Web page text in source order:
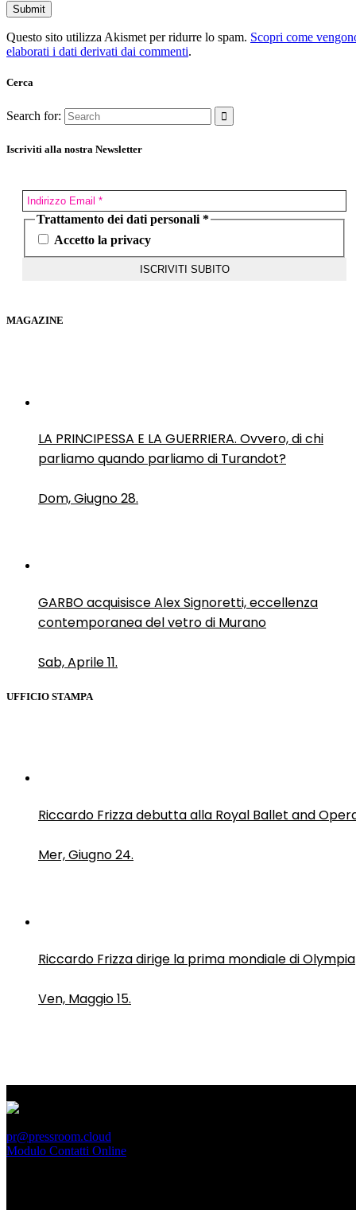
Questo sito utilizza Akismet per ridurre lo spam. Scopri come
elaborati i dati derivati dai commenti.
Cerca
Search for:
Iscriviti alla nostra Newsletter
Trattamento dei dati personali *
Accetto la privacy
MAGAZINE
LA PRINCIPESSA E LA GUERRIERA. Ovvero, di chi
parliamo quando parliamo di Turandot?
Dom, Giugno 28.
GARBO acquisisce Alex Signoretti, eccellenza
contemporanea del vetro di Murano
Sab, Aprile 11.
UFFICIO STAMPA
Riccardo Frizza debutta alla Royal Ballet and
Mer, Giugno 24.
Riccardo Frizza dirige la prima mondiale di Olympia
Ven, Maggio 15.
pr@pressroom.cloud
Modulo Contatti Online